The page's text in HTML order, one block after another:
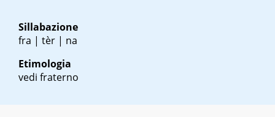
Sillabazione
fra | tèr | na
Etimologia
vedi fraterno